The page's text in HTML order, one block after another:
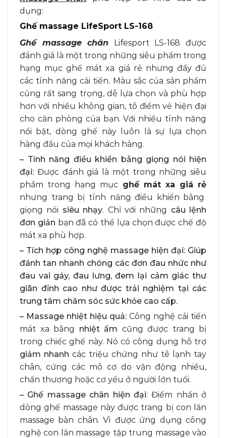
dụng:
Ghế massage LifeSport LS-168
Ghế massage chân Lifesport LS-168 được
đánh giá là một trong những siêu phẩm trong
hạng mục ghế mát xa giá rẻ nhưng đầy đủ
các tính năng cải tiến. Màu sắc của sản phẩm
cũng rất sang trọng, dễ lựa chọn và phù hợp
hơn với nhiều không gian, tô điểm vẻ hiện đại
cho căn phòng của bạn. Với nhiều tính năng
nổi bật, dòng ghế này luôn là sự lựa chọn
hàng đầu của mọi khách hàng.
– Tính năng điều khiển bằng giọng nói hiện
đại: Được đánh giá là một trong những siêu
phẩm trong hạng mục ghế mát xa giá rẻ
nhưng trang bị tính năng điều khiển bằng
giọng nói siêu nhạy. Chỉ với những câu lệnh
đơn giản bạn đã có thể lựa chọn được chế độ
mát xa phù hợp.
– Tích hợp công nghệ massage hiện đại: Giúp
đánh tan nhanh chóng các đơn đau nhức như
đau vai gáy, đau lưng, đem lại cảm giác thư
giãn đỉnh cao như được trải nghiệm tại các
trung tâm chăm sóc sức khỏe cao cấp.
– Massage nhiệt hiệu quả: Công nghệ cải tiến
mát xa bằng nhiệt ấm cũng được trang bị
trong chiếc ghế này. Nó có công dụng hỗ trợ
giảm nhanh các triệu chứng như tê lạnh tay
chân, cứng các mô cơ do vận động nhiều,
chấn thương hoặc cơ yếu ở người lớn tuổi.
– Ghế massage chân hiện đại: Điểm nhấn ở
dòng ghế massage này được trang bị con lăn
massage bàn chân. Vì được ứng dụng công
nghệ con lăn massage tập trung massage vào